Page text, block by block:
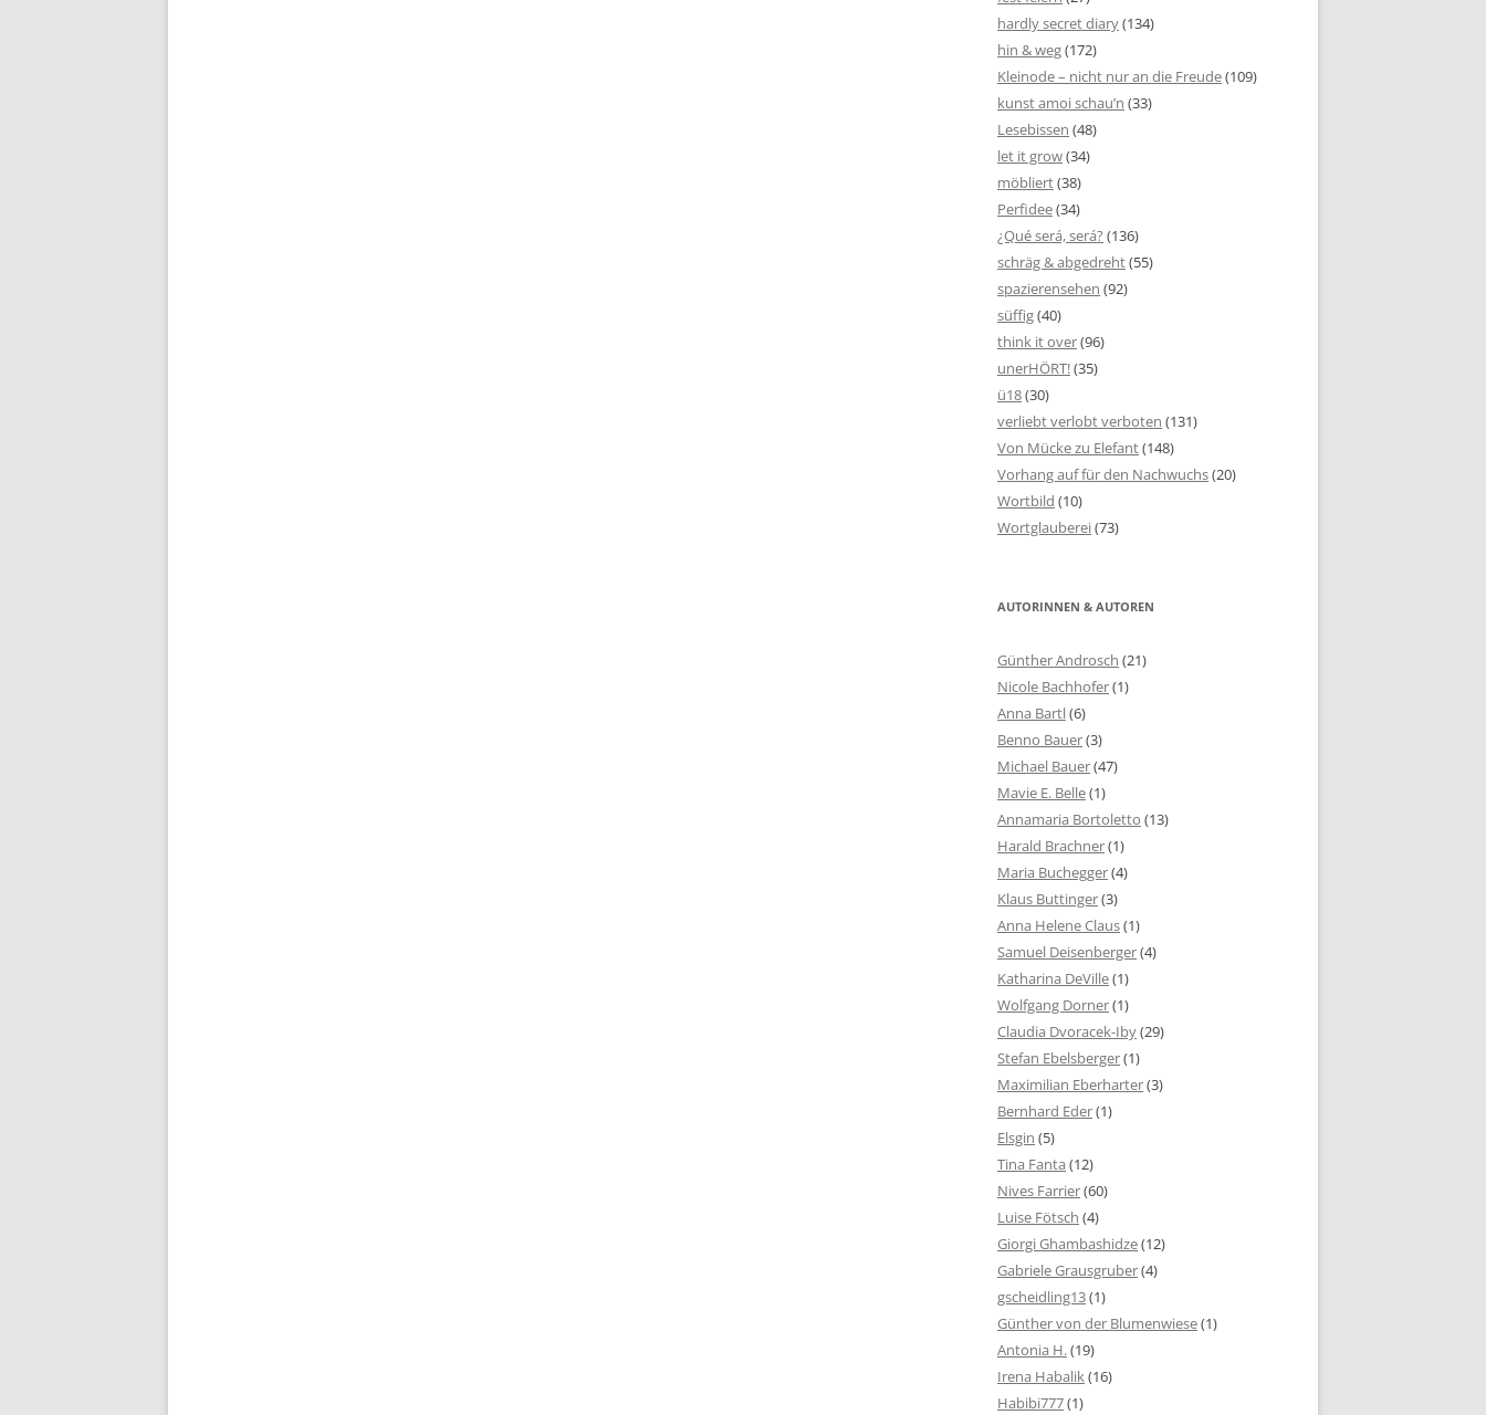
hardly secret diary(134)
hin & weg(172)
Kleinode – nicht nur an die Freude(109)
kunst amoi schau’n (33)
Lesebissen (48)
let it grow(34)
möbliert(38)
Perfidee(34)
¿Qué será, será? (136)
schräg & abgedreht(55)
spazierensehen (92)
süffig(40)
think it over(96)
unerHÖRT!(35)
ü18(30)
verliebt verlobt verboten (131)
Von Mücke zu Elefant(148)
Vorhang auf für den Nachwuchs(20)
Wortbild (10)
Wortglauberei(73)
AUTORINNEN & AUTOREN
Günther Androsch (21)
Nicole Bachhofer(1)
Anna Bartl(6)
Benno Bauer(3)
Michael Bauer(47)
Mavie E. Belle(1)
Annamaria Bortoletto (13)
Harald Brachner(1)
Maria Buchegger(4)
Klaus Buttinger(3)
Anna Helene Claus(1)
Samuel Deisenberger(4)
Katharina DeVille(1)
Wolfgang Dorner(1)
Claudia Dvoracek-Iby(29)
Stefan Ebelsberger(1)
Maximilian Eberharter(3)
Bernhard Eder(1)
Elsgin (5)
Tina Fanta (12)
Nives Farrier(60)
Luise Fötsch (4)
Giorgi Ghambashidze(12)
Gabriele Grausgruber(4)
gscheidling13(1)
Günther von der Blumenwiese(1)
Antonia H.(19)
Irena Habalik(16)
Habibi777(1)